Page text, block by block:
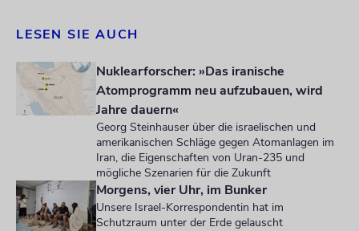
LESEN SIE AUCH
Nuklearforscher: »Das iranische
Atomprogramm neu aufzubauen, wird
Jahre dauern«
Georg Steinhauser über die israelischen und
amerikanischen Schläge gegen Atomanlagen im
Iran, die Eigenschaften von Uran-235 und
mögliche Szenarien für die Zukunft
Morgens, vier Uhr, im Bunker
Unsere Israel-Korrespondentin hat im
Schutzraum unter der Erde gelauscht